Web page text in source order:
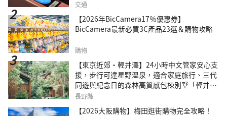
交通
【2026年BicCamera17％優惠券】
BicCamera最新必買3C產品23選＆購物攻略
購物
【東京近郊・輕井澤】24小時中文管家安心支
援，步行可達星野溫泉，適合家庭旅行、三代
同遊與紀念日的森林高質感包棟別墅「輕井澤
森四季VILLA」
長野縣
【2026大阪購物】梅田逛街購物完全攻略！